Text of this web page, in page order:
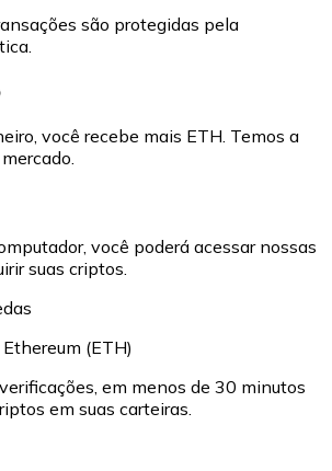
são protegidas pela
você recebe mais ETH. Temos a
você poderá acessar nossas
suas criptos.
(ETH)
em menos de 30 minutos
em suas carteiras.